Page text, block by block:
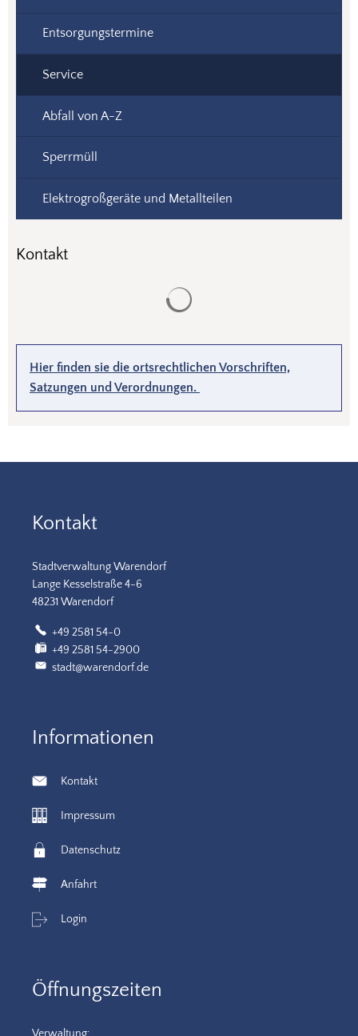
Entsorgungstermine
Service
Abfall von A-Z
Sperrmüll
Elektrogroßgeräte und Metallteilen
Kontakt
Hier finden sie die ortsrechtlichen Vorschriften,
Satzungen und Verordnungen.
Kontakt
Stadtverwaltung Warendorf
Lange Kesselstraße 4-6
48231 Warendorf
+49 2581 54-0
+49 2581 54-2900
stadt@warendorf.de
Informationen
Kontakt
Impressum
Datenschutz
Anfahrt
Login
Öffnungszeiten
Verwaltung: